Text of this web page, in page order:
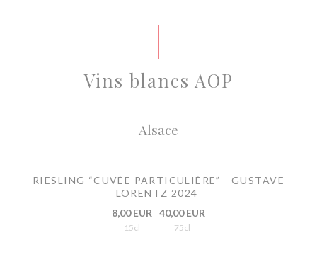
Vins blancs AOP
Alsace
RIESLING “CUVÉE PARTICULIÈRE” - GUSTAVE
LORENTZ 2024
8,00 EUR
15cl
40,00 EUR
75cl